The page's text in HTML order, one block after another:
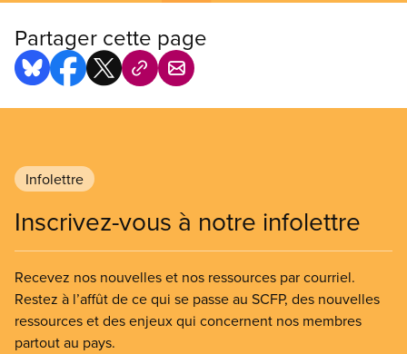
Partager cette page
Infolettre
Inscrivez-vous à notre infolettre
Recevez nos nouvelles et nos ressources par courriel.
Restez à l’affût de ce qui se passe au SCFP, des nouvelles
ressources et des enjeux qui concernent nos membres
partout au pays.